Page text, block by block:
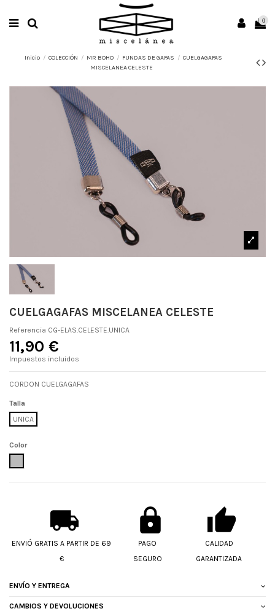
0
Inicio COLECCIÓN MR BOHO FUNDAS DE GAFAS
CUELGAGAFAS
MISCELANEA CELESTE
CUELGAGAFAS MISCELANEA CELESTE
Referencia CG-ELAS.CELESTE.UNICA
11,90 €
Impuestos incluidos
CORDON CUELGAGAFAS
Talla
UNICA
Color
ENVIÓ GRATIS A PARTIR DE 69
€
PAGO
SEGURO
CALIDAD
GARANTIZADA
ENVÍO Y ENTREGA
CAMBIOS Y DEVOLUCIONES